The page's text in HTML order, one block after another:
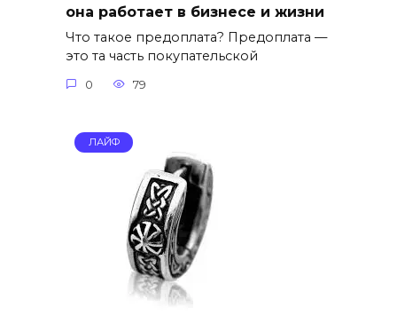
она работает в бизнесе и жизни
Что такое предоплата? Предоплата —
это та часть покупательской
0 79
ЛАЙФ